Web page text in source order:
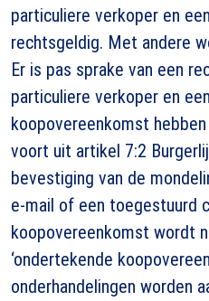
particuliere verkoper en
rechtsgeldig. Met andere
Er is pas sprake van een
particuliere verkoper en
koopovereenkomst
voort uit artikel 7:2
bevestiging van de
e-mail of een toegestuurd
koopovereenkomst wordt
‘ondertekende
onderhandelingen worden